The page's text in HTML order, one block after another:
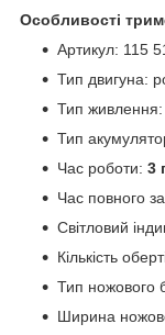
Особливості
Артикул: 115
Тип двигуна:
Тип
Тип
Час роботи: 3
Час повного
Світловий
Кількість
Тип ножового
Ширина